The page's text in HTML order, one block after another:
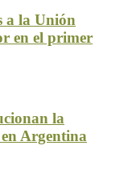
a la Unión
en el primer
la
Argentina